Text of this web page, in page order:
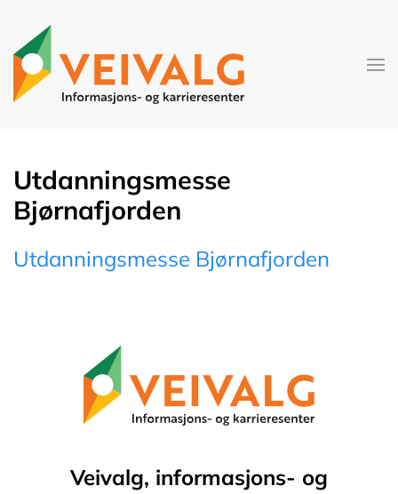
Skip to main content
Utdanningsmesse
Bjørnafjorden
Utdanningsmesse Bjørnafjorden
Veivalg, informasjons- og